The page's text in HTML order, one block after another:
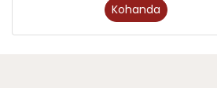
Kohanda